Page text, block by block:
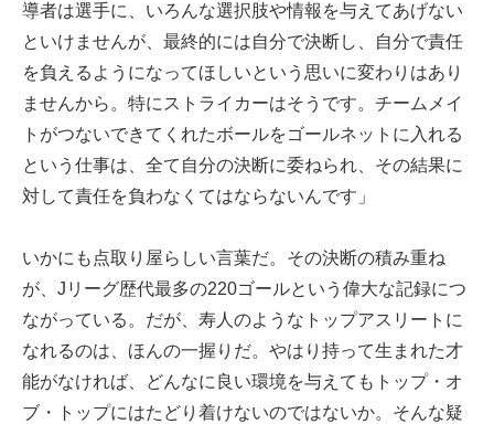
導者は選手に、いろんな選択肢や情報を与えてあげない
といけませんが、最終的には自分で決断し、自分で責任
を負えるようになってほしいという思いに変わりはあり
ませんから。特にストライカーはそうです。チームメイ
トがつないできてくれたボールをゴールネットに入れる
という仕事は、全て自分の決断に委ねられ、その結果に
対して責任を負わなくてはならないんです」
いかにも点取り屋らしい言葉だ。その決断の積み重ね
が、Jリーグ歴代最多の220ゴールという偉大な記録につ
ながっている。だが、寿人のようなトップアスリートに
なれるのは、ほんの一握りだ。やはり持って生まれた才
能がなければ、どんなに良い環境を与えてもトップ・オ
ブ・トップにはたどり着けないのではないか。そんな疑